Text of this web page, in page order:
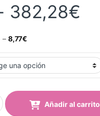
382,28€
– 8,77€
(701 Black) quantity
Añadir al carrito